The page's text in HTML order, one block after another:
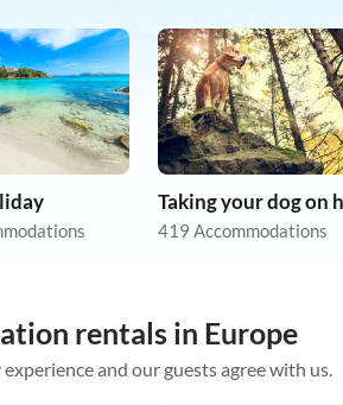
419 Accommodations
rentals in Europe
and our guests agree with us.